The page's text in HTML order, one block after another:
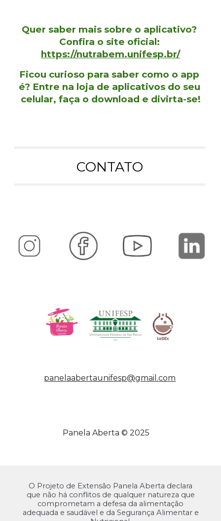
Quer saber mais sobre o aplicativo?
Confira o
https://nutrabem.unifesp.br/
Ficou curioso para saber como o app
é? Entre na loja de aplicativos do seu
celular, faça o download e divirta-se!
CONTATO
panelaabertaunifesp@gmail.com
Panela Aberta © 2025
O Projeto de Extensão Panela Aberta declara
que não há conflitos de qualquer natureza que
comprometam a defesa da alimentação
adequada e saudável e da Segurança Alimentar e